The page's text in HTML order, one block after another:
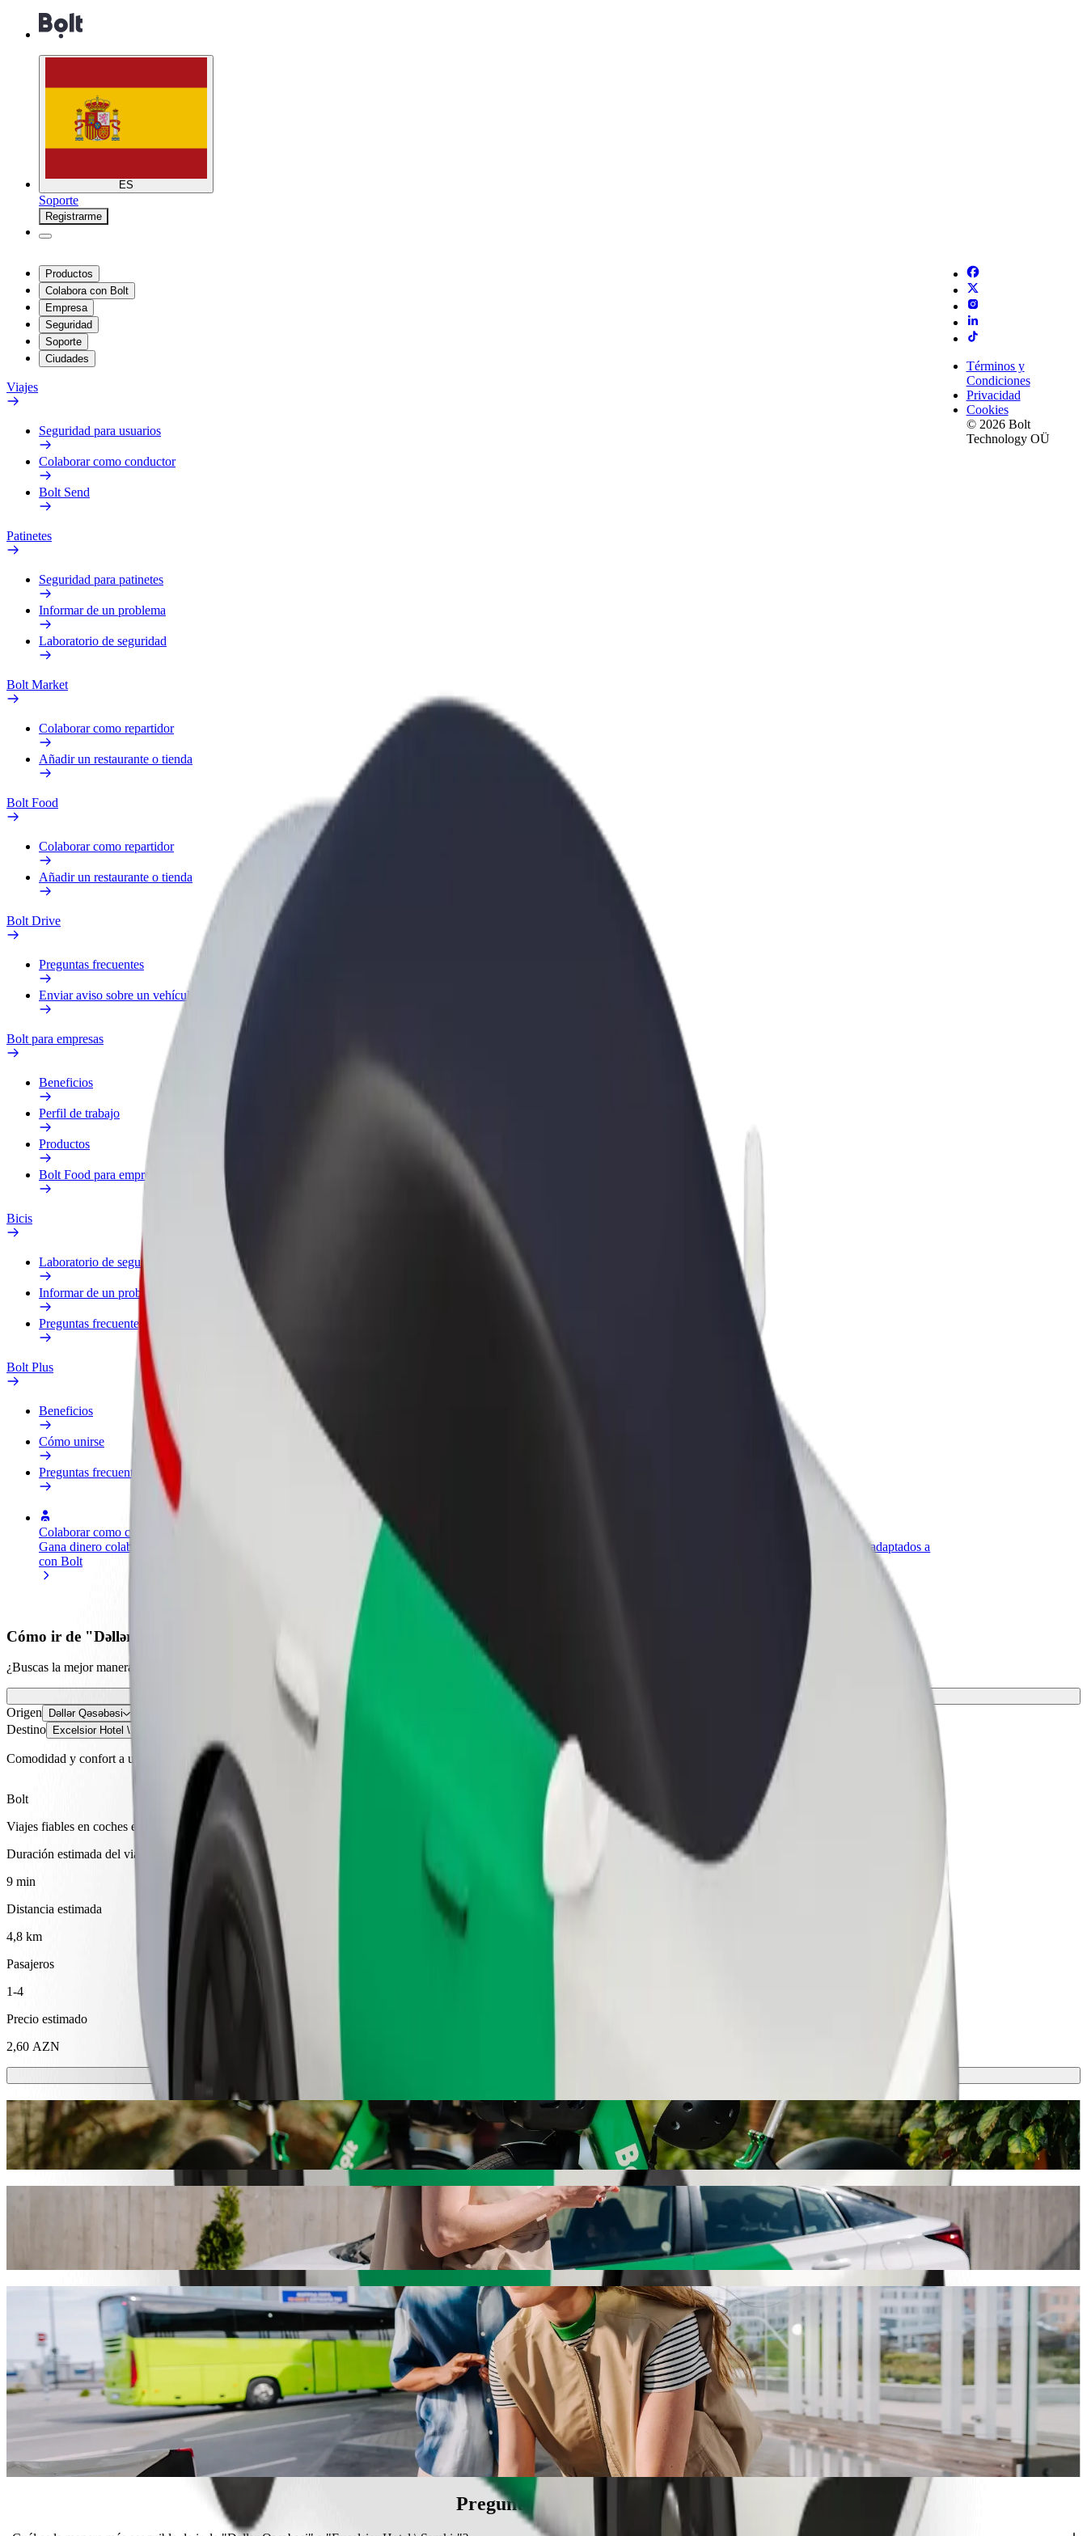
ES
Soporte
Registrarme
Productos
Colabora con Bolt
Empresa
Seguridad
Soporte
Ciudades
Viajes
Seguridad para usuarios
Colaborar como conductor
Bolt Send
Patinetes
Seguridad para patinetes
Informar de un problema
Laboratorio de seguridad
Bolt Market
Colaborar como repartidor
Añadir un restaurante o tienda
Bolt Food
Colaborar como repartidor
Añadir un restaurante o tienda
Bolt Drive
Preguntas frecuentes
Enviar aviso sobre un vehículo
Bolt para empresas
Beneficios
Perfil de trabajo
Productos
Bolt Food para empresas
Bicis
Laboratorio de seguridad
Informar de un problema
Preguntas frecuentes
Bolt Plus
Beneficios
Cómo unirse
Preguntas frecuentes
Colaborar como conductor
Gana dinero colaborando
con Bolt
Añadir un restaurante o tienda
Llega a más clientes y maximiza tus
ganancias
Bolt para empresas
Productos y servicios de Bolt adaptados a
Términos y
Condiciones
Privacidad
Cookies
© 2026 Bolt
Technology OÜ
Cómo ir de "Dəllər Qəsəbəsi" a "Excelsior Hotel \ Şəmkir"
¿Buscas la mejor manera de ir de "Dəllər Qəsəbəsi" a "Excelsior Hotel \ Şəmkir"? Echa un vistazo a nuestros servicios y encuentra la mejor opción para tu viaje.
Descargar la app
Origen Dəllər Qəsəbəsi
Destino Excelsior Hotel \ Şəmkir
Comodidad y confort a un botón de distancia
Bolt
Viajes fiables en coches estándar de tamaño medio.
Duración estimada del viaje
9 min
Distancia estimada
4,8 km
Pasajeros
1-4
Precio estimado
2,60 AZN
Patinetes o bicis eléctricas
Muévete por Shamkir en patinete o bici eléctrica
Descargar la app de Bolt
Ve de "Dəllər Qəsəbəsi" a "Excelsior Hotel \ Şəmkir" con Bolt
Te recomendamos que elijas Bolt si buscas el mejor precio para ir a "Excelsior Hotel \ Şəmkir". Con Bolt, el trayecto suele hacerse en 9 min y cuesta aproximadamente 2,60 AZN AZN. Sea cual sea la ocasión,
encontraremos el vehículo perfecto para ti.
Servicios de Bolt para ir de "Dəllər Qəsəbəsi" a "Excelsior Hotel \ Şəmkir"
¿Mucho equipaje? Elige nuestras Vans XL: caben hasta 6 personas.
¿Necesitas llegar con estilo? Prueba los coches prémium de Bolt.
¿Viajas con niños? Pide un viaje con una sillita infantil.
¿Viajas con tu mascota? Prueba los viajes que las aceptan.
¿Necesitas asistencia adicional? Nuestra categoría Assist ofrece vehículos accesibles para sillas de ruedas (WAV).
¿Viajes asequibles? La categoría Bolt tiene los precios más competitivos.
Descargar la app de Bolt
Preguntas frecuentes